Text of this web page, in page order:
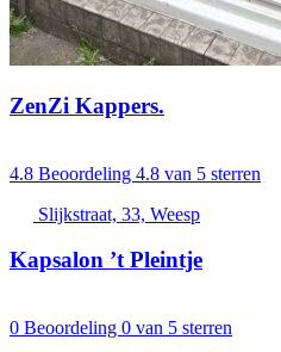
ZenZi Kappers.
4.8 Beoordeling 4.8 van 5 sterren
Slijkstraat, 33, Weesp
Kapsalon ’t Pleintje
0 Beoordeling 0 van 5 sterren